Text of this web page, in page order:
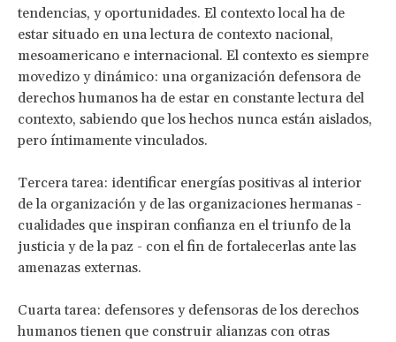
tendencias, y oportunidades. El contexto local ha de
estar situado en una lectura de contexto nacional,
mesoamericano e internacional. El contexto es siempre
movedizo y dinámico: una organización defensora de
derechos humanos ha de estar en constante lectura del
contexto, sabiendo que los hechos nunca están aislados,
pero íntimamente vinculados.
Tercera tarea: identificar energías positivas al interior
de la organización y de las organizaciones hermanas -
cualidades que inspiran confianza en el triunfo de la
justicia y de la paz - con el fin de fortalecerlas ante las
amenazas externas.
Cuarta tarea: defensores y defensoras de los derechos
humanos tienen que construir alianzas con otras